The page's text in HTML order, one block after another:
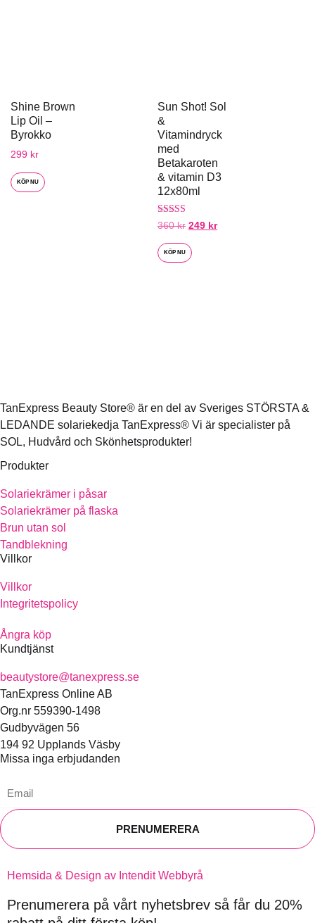
Shine Brown
Lip Oil –
Byrokko
299 kr
KÖP NU
Sun Shot! Sol
&
Vitamindryck
med
Betakaroten
& vitamin D3
12x80ml
Betygsatt
5.00
av 5
360kr 249 kr
KÖP NU
TanExpress Beauty Store® är en del av Sveriges STÖRSTA &
LEDANDE solariekedja TanExpress® Vi är specialister på
SOL, Hudvård och Skönhetsprodukter!
Produkter
Solariekrämer i påsar
Solariekrämer på flaska
Brun utan sol
Tandblekning
Villkor
Villkor
Integritetspolicy
Ångra köp
Kundtjänst
beautystore@tanexpress.se
TanExpress Online AB
Org.nr 559390-1498
Gudbyvägen 56
194 92 Upplands Väsby
Missa inga erbjudanden
PRENUMERERA
Hemsida & Design av Intendit Webbyrå
Prenumerera på vårt nyhetsbrev så får du 20%